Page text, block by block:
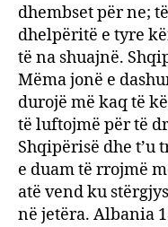
dhembset për ne;
dhelpëritë e tyre
të na shuajnë.
Mëma jonë e
durojë më kaq të
të luftojmë për të
Shqipërisë dhe t’u
e duam të rrojmë
atë vend ku
në jetëra. Albania